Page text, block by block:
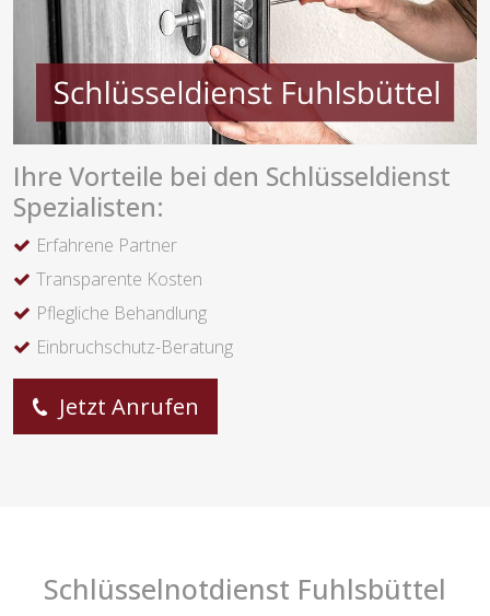
Ihre Vorteile bei den Schlüsseldienst
Spezialisten:
Erfahrene Partner
Transparente Kosten
Pflegliche Behandlung
Einbruchschutz-Beratung
Jetzt Anrufen
Schlüsselnotdienst Fuhlsbüttel